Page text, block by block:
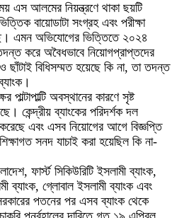
এস আলমের নিয়ন্ত্রণে থাকা ছয়টি
বায়োডাটা সংগ্রহ এবং পরীক্ষা
এমন অভিযোগের ভিত্তিতে ২০২৪
করে অবৈধভাবে নিয়োগপ্রাপ্তদের
বিধিসম্মত হয়েছে কি না, তা তদন্ত
অবস্থানের কারণে সৃষ্ট
কেন্দ্রীয় ব্যাংকের পরিদর্শক দল
এবং এসব নিয়োগের আগে বিজ্ঞপ্তি
সনদ যাচাই করা হয়েছিল কি না-
ফার্স্ট সিকিউরিটি ইসলামী ব্যাংক,
গ্লোবাল ইসলামী ব্যাংক এবং
পতনের পর এসব ব্যাংক থেকে